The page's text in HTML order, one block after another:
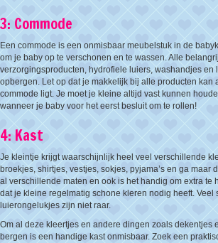
3: Commode
Een commode is een onmisbaar meubelstuk in de
om je baby op te verschonen en te wassen. Alle
verzorgingsproducten, hydrofiele luiers, washandjes en
opbergen. Let op dat je makkelijk bij alle producten kan
commode ligt. Je moet je kleine altijd vast kunnen
wanneer je baby voor het eerst besluit om te rollen!
4: Kast
Je kleintje krijgt waarschijnlijk heel veel verschillende
broekjes, shirtjes, vestjes, sokjes, pyjama’s en ga maar
al verschillende maten en ook is het handig om extra te
dat je kleine regelmatig schone kleren nodig heeft. Veel
luierongelukjes zijn niet raar.
Om al deze kleertjes en andere dingen zoals dekentjes
bergen is een handige kast onmisbaar. Zoek een